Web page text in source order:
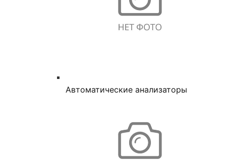
Автоматические анализаторы